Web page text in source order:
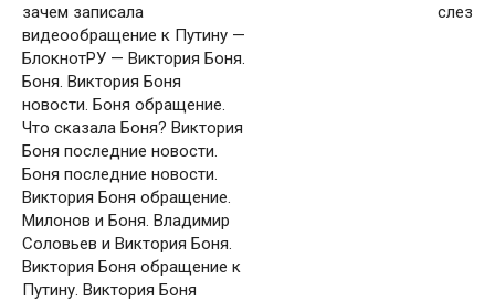
зачем записала
видеообращение к Путину —
БлокнотРУ — Виктория Боня.
Боня. Виктория Боня
новости. Боня обращение.
Что сказала Боня? Виктория
Боня последние новости.
Боня последние новости.
Виктория Боня обращение.
Милонов и Боня. Владимир
Соловьев и Виктория Боня.
Виктория Боня обращение к
Путину. Виктория Боня
слез